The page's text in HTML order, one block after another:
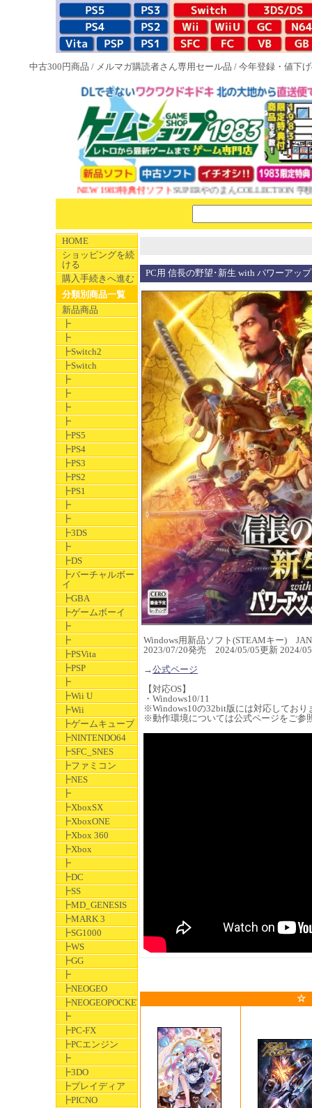
中古300円商品 / メルマガ購読者さん専用セール品 / 今年登録・値下
NEW 1983特典付ソフトSUPERやのまんCOLLECTION 学校であ
HOME
ショッピングを続
ける
購入手続きへ進む
分類別商品一覧
新品商品
┣
┣
┣Switch2
┣Switch
┣
┣
┣
┣
┣PS5
┣PS4
┣PS3
┣PS2
┣PS1
┣
┣
┣3DS
┣
┣DS
┣バーチャルボー
イ
┣GBA
┣ゲームボーイ
┣
┣
┣PSVita
┣PSP
┣
┣Wii U
┣Wii
┣ゲームキューブ
┣NINTENDO64
┣SFC_SNES
┣ファミコン
┣NES
┣
┣XboxSX
┣XboxONE
┣Xbox 360
┣Xbox
┣
┣DC
┣SS
┣MD_GENESIS
┣MARK 3
┣SG1000
┣WS
┣GG
┣
┣NEOGEO
┣NEOGEOPOCKET
┣
┣PC-FX
┣PCエンジン
┣
┣3DO
┣プレイディア
┣PICNO
PC用 信長の野望･新生 with パワーアッ
Windows用新品ソフト(STEAMキー)
2023/07/20発売 2024/05/05更新 2024/
→公式ページ
【対応OS】
・Windows10/11
※Windows10の32bit版には対応しており
※動作環境については公式ページをご参
☆